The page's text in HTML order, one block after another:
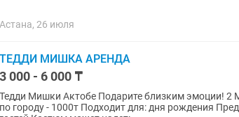
Астана, 26 июля
ТЕДДИ МИШКА АРЕНДА
3 000 - 6 000 ₸
Тедди Мишки Актобе Подарите близким эмоции! 2
по городу - 1000т Подходит для: дня рождения